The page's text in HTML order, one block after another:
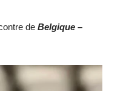
de Belgique –